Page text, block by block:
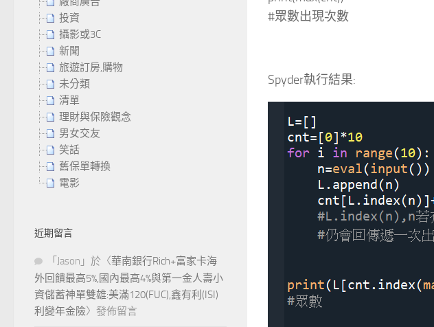
#眾數出現次數
Spyder執行結果:
投資
攝影或3C
新聞
旅遊訂房,購物
未分類
清單
理財與保險觀念
男女交友
笑話
舊保單轉換
電影
近期留言
「 Jason 」於〈華南銀行Rich+富家卡海
外回饋最高5%,國內最高4%與第一金人壽小
資儲蓄神單雙雄:美滿120(FUC),鑫有利(ISI)
利變年金險〉發佈留言